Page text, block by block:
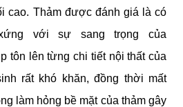
cao. Thảm được đánh giá là có
với sự sang trọng của
tôn lên từng chi tiết nội thất của
rất khó khăn, đồng thời mất
làm hỏng bề mặt của thảm gây